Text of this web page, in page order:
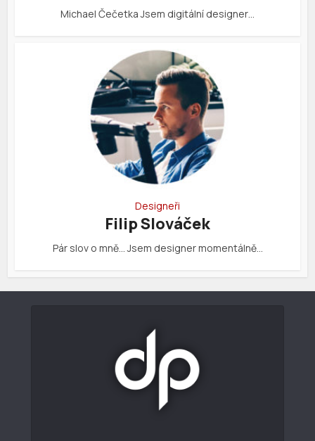
Michael Čečetka Jsem digitální designer…
Designeři
Filip Slováček
Pár slov o mně… Jsem designer momentálně…